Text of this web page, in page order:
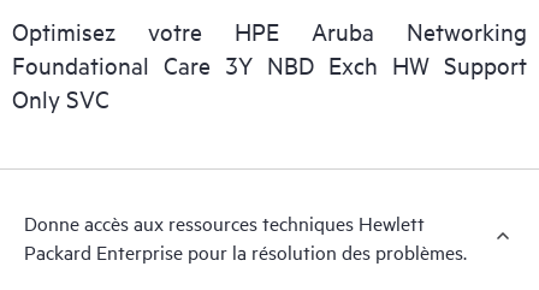
personnel informatique de localiser rapidement les informations
essentielles (du domaine public).
Optimisez votre HPE Aruba Networking
Foundational Care 3Y NBD Exch HW Support
Only SVC
Donne accès aux ressources techniques Hewlett
Packard Enterprise pour la résolution des problèmes.